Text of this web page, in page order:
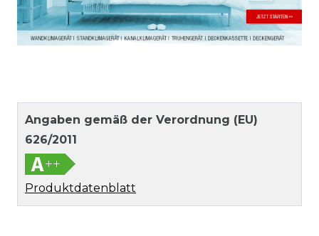
Angaben gemäß der Verordnung (EU)
626/2011
Produktdatenblatt